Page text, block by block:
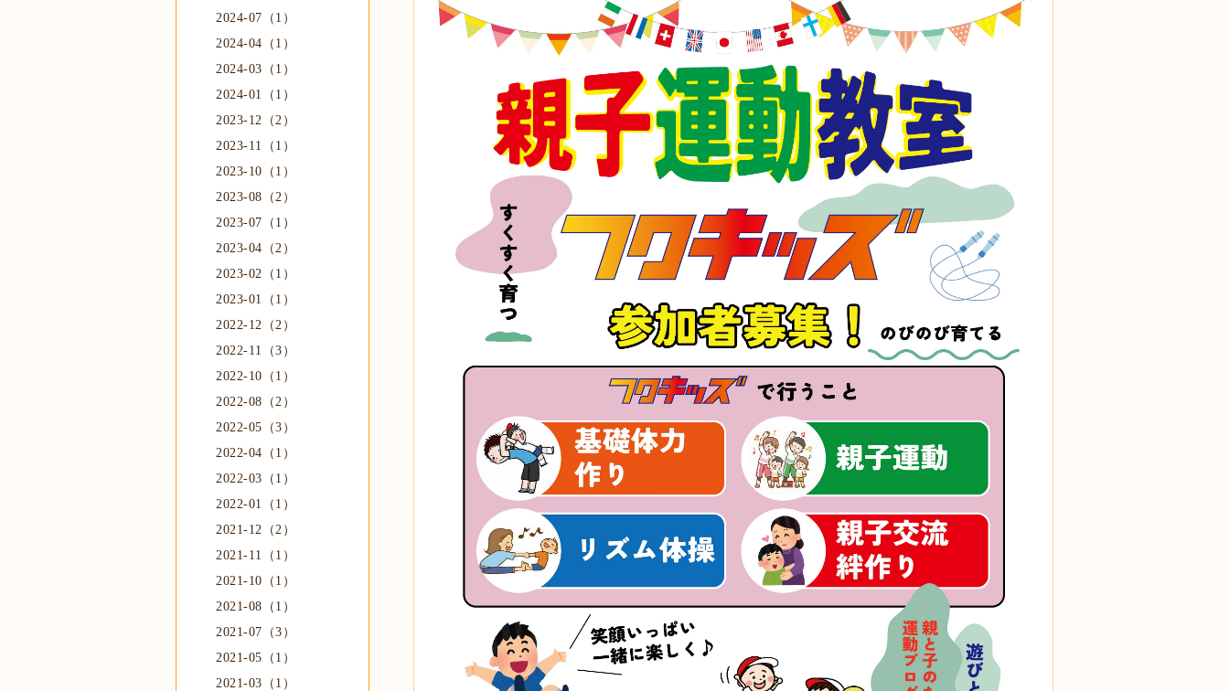
2024-07（1）
2024-04（1）
2024-03（1）
2024-01（1）
2023-12（2）
2023-11（1）
2023-10（1）
2023-08（2）
2023-07（1）
2023-04（2）
2023-02（1）
2023-01（1）
2022-12（2）
2022-11（3）
2022-10（1）
2022-08（2）
2022-05（3）
2022-04（1）
2022-03（1）
2022-01（1）
2021-12（2）
2021-11（1）
2021-10（1）
2021-08（1）
2021-07（3）
2021-05（1）
2021-03（1）